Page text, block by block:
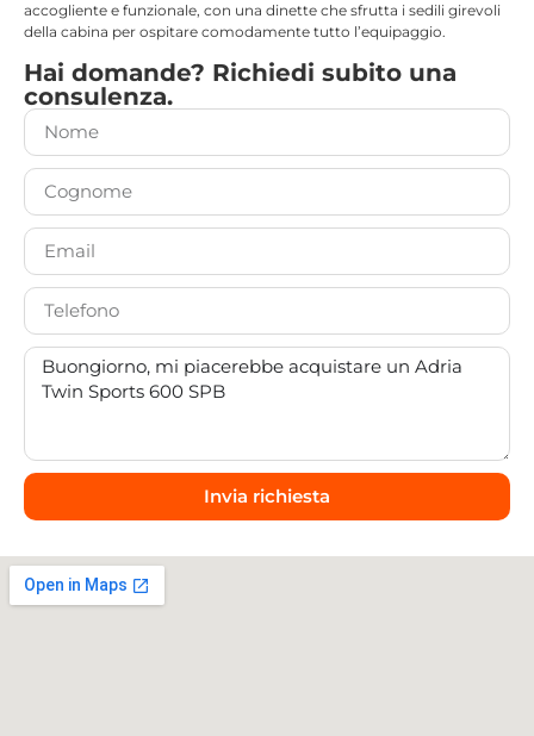
accogliente e funzionale, con una dinette che sfrutta i sedili girevoli
della cabina per ospitare comodamente tutto l’equipaggio.
Hai domande? Richiedi subito una
consulenza.
Invia richiesta